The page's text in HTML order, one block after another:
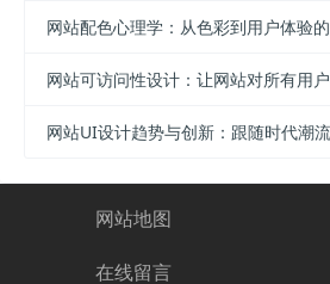
网站配色心理学：从色彩到用户体验
网站可访问性设计：让网站对所有用
网站UI设计趋势与创新：跟随时代潮
网站地图
在线留言